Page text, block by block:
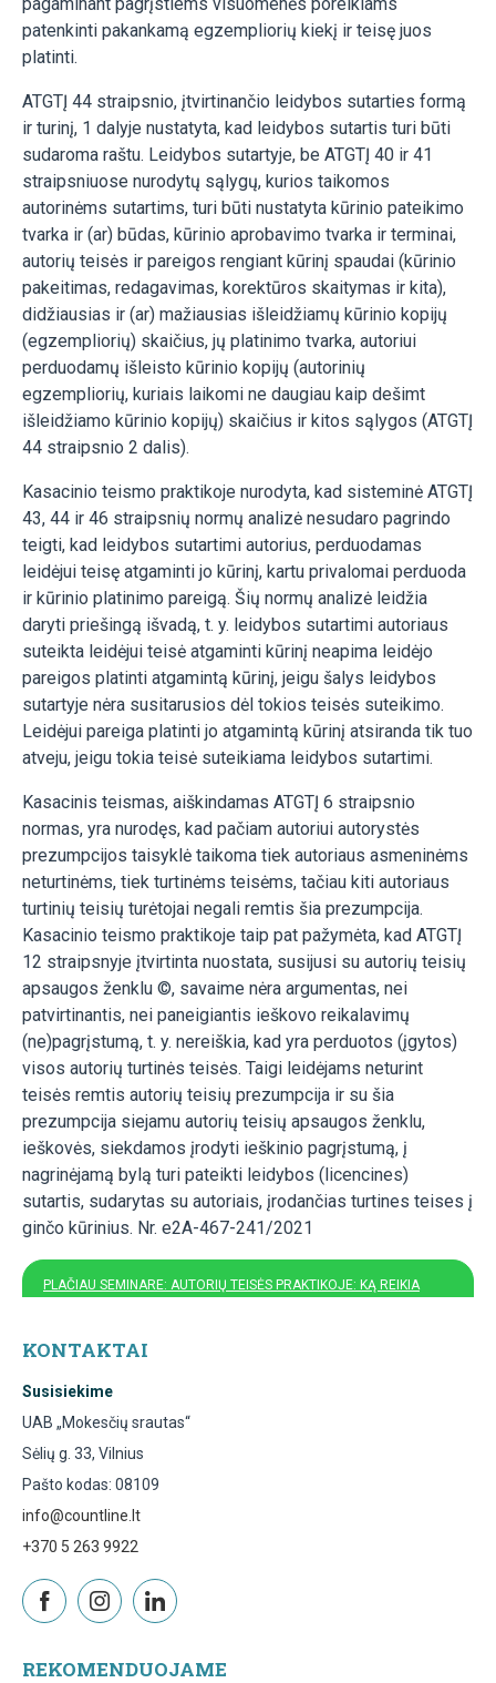
patenkinti pakankamą egzempliorių kiekį ir teisę juos
platinti.
ATGTĮ 44 straipsnio, įtvirtinančio leidybos sutarties formą
ir turinį, 1 dalyje nustatyta, kad leidybos sutartis turi būti
sudaroma raštu. Leidybos sutartyje, be ATGTĮ 40 ir 41
straipsniuose nurodytų sąlygų, kurios taikomos
autorinėms sutartims, turi būti nustatyta kūrinio pateikimo
tvarka ir (ar) būdas, kūrinio aprobavimo tvarka ir terminai,
autorių teisės ir pareigos rengiant kūrinį spaudai (kūrinio
pakeitimas, redagavimas, korektūros skaitymas ir kita),
didžiausias ir (ar) mažiausias išleidžiamų kūrinio kopijų
(egzempliorių) skaičius, jų platinimo tvarka, autoriui
perduodamų išleisto kūrinio kopijų (autorinių
egzempliorių, kuriais laikomi ne daugiau kaip dešimt
išleidžiamo kūrinio kopijų) skaičius ir kitos sąlygos (ATGTĮ
44 straipsnio 2 dalis).
Kasacinio teismo praktikoje nurodyta, kad sisteminė ATGTĮ
43, 44 ir 46 straipsnių normų analizė nesudaro pagrindo
teigti, kad leidybos sutartimi autorius, perduodamas
leidėjui teisę atgaminti jo kūrinį, kartu privalomai perduoda
ir kūrinio platinimo pareigą. Šių normų analizė leidžia
daryti priešingą išvadą, t. y. leidybos sutartimi autoriaus
suteikta leidėjui teisė atgaminti kūrinį neapima leidėjo
pareigos platinti atgamintą kūrinį, jeigu šalys leidybos
sutartyje nėra susitarusios dėl tokios teisės suteikimo.
Leidėjui pareiga platinti jo atgamintą kūrinį atsiranda tik tuo
atveju, jeigu tokia teisė suteikiama leidybos sutartimi.
Kasacinis teismas, aiškindamas ATGTĮ 6 straipsnio
normas, yra nurodęs, kad pačiam autoriui autorystės
prezumpcijos taisyklė taikoma tiek autoriaus asmeninėms
neturtinėms, tiek turtinėms teisėms, tačiau kiti autoriaus
turtinių teisių turėtojai negali remtis šia prezumpcija.
Kasacinio teismo praktikoje taip pat pažymėta, kad ATGTĮ
12 straipsnyje įtvirtinta nuostata, susijusi su autorių teisių
apsaugos ženklu ©, savaime nėra argumentas, nei
patvirtinantis, nei paneigiantis ieškovo reikalavimų
(ne)pagrįstumą, t. y. nereiškia, kad yra perduotos (įgytos)
visos autorių turtinės teisės. Taigi leidėjams neturint
teisės remtis autorių teisių prezumpcija ir su šia
prezumpcija siejamu autorių teisių apsaugos ženklu,
ieškovės, siekdamos įrodyti ieškinio pagrįstumą, į
nagrinėjamą bylą turi pateikti leidybos (licencines)
sutartis, sudarytas su autoriais, įrodančias turtines teises į
ginčo kūrinius. Nr. e2A-467-241/2021
PLAČIAU SEMINARE: AUTORIŲ TEISĖS PRAKTIKOJE: KĄ REIKIA
KONTAKTAI
Susisiekime
UAB „Mokesčių srautas“
Sėlių g. 33, Vilnius
Pašto kodas: 08109
info@countline.lt
+370 5 263 9922
REKOMENDUOJAME